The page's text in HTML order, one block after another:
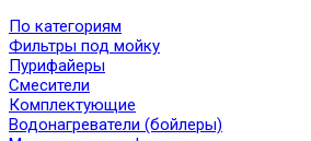
По категориям
Фильтры под мойку
Пурифайеры
Смесители
Комплектующие
Водонагреватели (бойлеры)